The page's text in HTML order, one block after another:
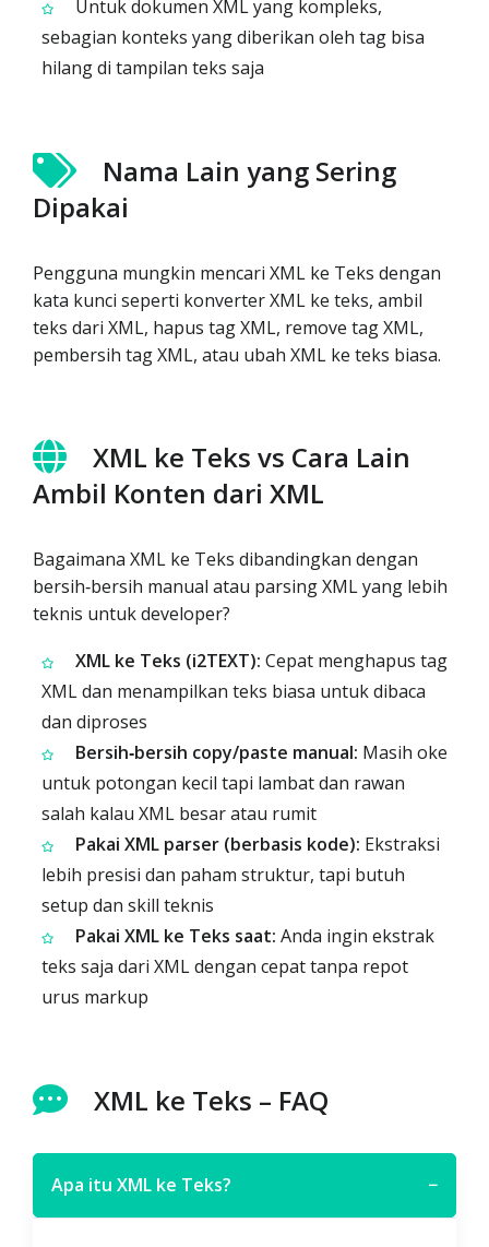
Untuk dokumen XML yang kompleks,
sebagian konteks yang diberikan oleh tag bisa
hilang di tampilan teks saja
Nama Lain yang Sering
Dipakai
Pengguna mungkin mencari XML ke Teks dengan
kata kunci seperti konverter XML ke teks, ambil
teks dari XML, hapus tag XML, remove tag XML,
pembersih tag XML, atau ubah XML ke teks biasa.
XML ke Teks vs Cara Lain
Ambil Konten dari XML
Bagaimana XML ke Teks dibandingkan dengan
bersih‑bersih manual atau parsing XML yang lebih
teknis untuk developer?
XML ke Teks (i2TEXT): Cepat menghapus tag
XML dan menampilkan teks biasa untuk dibaca
dan diproses
Bersih‑bersih copy/paste manual: Masih oke
untuk potongan kecil tapi lambat dan rawan
salah kalau XML besar atau rumit
Pakai XML parser (berbasis kode): Ekstraksi
lebih presisi dan paham struktur, tapi butuh
setup dan skill teknis
Pakai XML ke Teks saat: Anda ingin ekstrak
teks saja dari XML dengan cepat tanpa repot
urus markup
XML ke Teks – FAQ
Apa itu XML ke Teks? −